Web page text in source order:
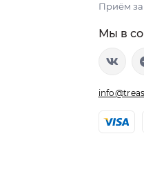
Приём
Мы в